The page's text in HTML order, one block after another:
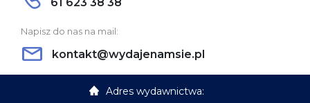
Napisz do nas na mail:
kontakt@wydajenamsie.pl
Adres wydawnictwa: